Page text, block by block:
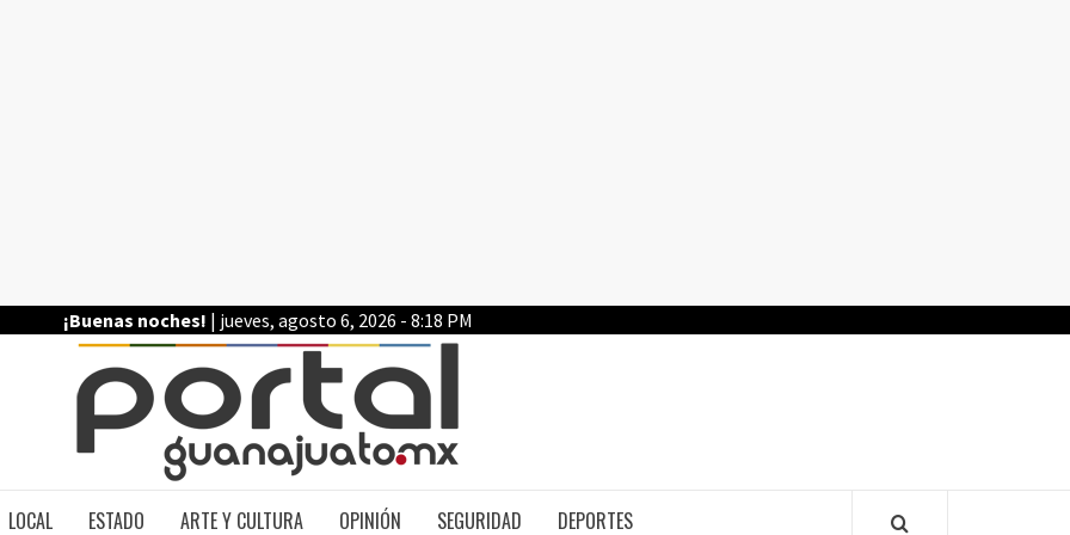
¡Buenas noches! | jueves, agosto 6, 2026 - 8:18 PM
LOCAL ESTADO ARTE Y CULTURA OPINIÓN SEGURIDAD DEPORTES